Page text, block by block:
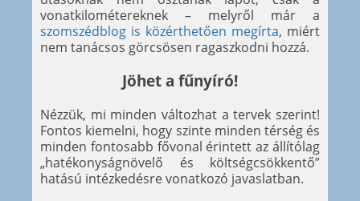
vonatkilométereknek – melyről már a
szomszédblog is közérthetően megírta, miért
nem tanácsos görcsösen ragaszkodni hozzá.
Jöhet a fűnyíró!
Nézzük, mi minden változhat a tervek szerint!
Fontos kiemelni, hogy szinte minden térség és
minden fontosabb fővonal érintett az állítólag
„hatékonyságnövelő és költségcsökkentő”
hatású intézkedésre vonatkozó javaslatban.